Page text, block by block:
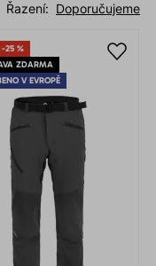
Doporučujeme
Řazení:
-25 %
ZDARMA
V EVROPĚ